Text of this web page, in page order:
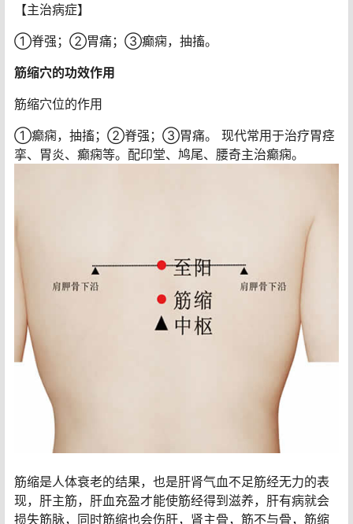
【主治病症】
①脊强；②胃痛；③癫痫，抽搐。
筋缩穴的功效作用
筋缩穴位的作用
①癫痫，抽搐；②脊强；③胃痛。 现代常用于治疗胃痉
挛、胃炎、癫痫等。配印堂、鸠尾、腰奇主治癫痫。
筋缩是人体衰老的结果，也是肝肾气血不足筋经无力的表
现，肝主筋，肝血充盈才能使筋经得到滋养，肝有病就会
损失筋脉，同时筋缩也会伤肝，肾主骨，筋不与骨，筋缩